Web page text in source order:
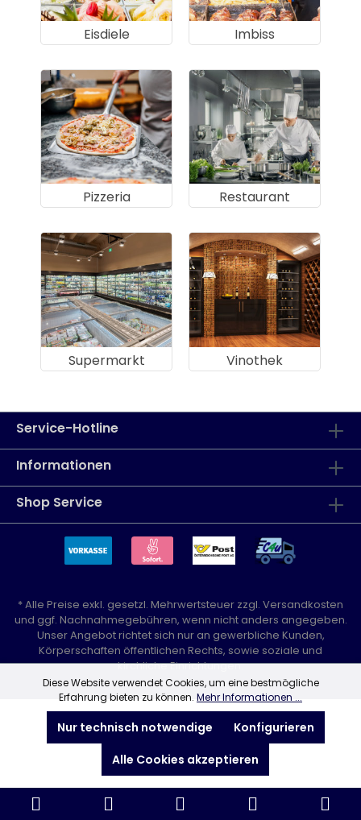
Eisdiele Imbiss
Pizzeria Restaurant
Supermarkt Vinothek
Service-Hotline
Informationen
Shop Service
* Alle Preise exkl. gesetzl. Mehrwertsteuer zzgl. Versandkosten
und ggf. Nachnahmegebühren, wenn nicht anders angegeben.
Unser Angebot richtet sich nur an gewerbliche Kunden,
Körperschaften öffentlichen Rechts, sowie soziale und
kirchliche Einrichtungen.
Diese Website verwendet Cookies, um eine bestmögliche
Erfahrung bieten zu können. Mehr Informationen ...
Nur technisch notwendige
Konfigurieren
Alle Cookies akzeptieren